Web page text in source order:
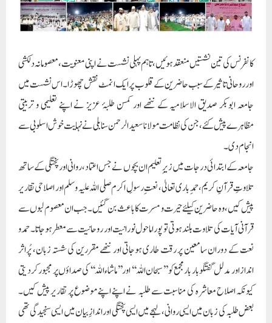
کانفرنس کی تین نشستیں منعقد ہوئیں، تاہم پہلی نشست نے اپنی معنویت، معصومانہ دلکشی
اور روحانی تاثیر کے سبب حاضرین کے قلوب پر ایک انمٹ نقش چھوڑا۔ اس نشست میں
جامعہ ابوبکر صدیق الاسلامیہ کے ننھے اور کمسن طلبۂ عزیز نے اپنے تعلیمی و تربیتی
مظاہرے پیش کئے، جن کی نظامت مولانا سعیدالرحمن سنابلی نے نہایت خوش اسلوبی سے
انجام دی۔
جامعہ کے ابتدائی درجات میں زیرِ تعلیم ان بچوں نے جس اعتماد، روانی اور پختگی کے ساتھ
تلاوتِ قرآنِ کریم، حمدِ باری تعالیٰ، نعتِ رسولِ اکرم صلی اللہ علیہ وسلم اور اصلاحی تقاریر
پیش کیں، وہ حاضرین کیلئے حیرت و مسرت کا باعث بن گئیں۔ جب ان معصوم لبوں سے
قرآنی آیات کی تلاوت بلند ہوتی تو پورا ماحول نورانیت اور روحانیت سے معطر ہوجاتا۔ حمد و
نعت کے دوران سامعین پر رقت طاری ہوجاتی اور ننھے مقررین کی شستہ زبان، پُراثر
انداز اور مدلل گفتگو بار بار مجمع کو ’’سبحان اللہ‘‘ اور ’’ماشاء اللہ‘‘ کی صداؤں پر مجبور کردیتی
کیونکہ اصلاح معاشرہ کی مناسبت سے طلبہ نے اپنے اپنے موضوع پر تقاریر پیش کیں۔
بعض طلبہ کی زبان میں ایسی روانی، لہجے میں ایسی پختگی اور اندازِ بیان میں ایسی سنجیدگی تھی